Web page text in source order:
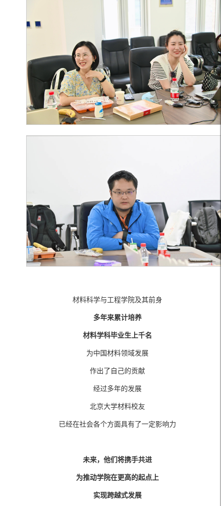
材料科学与工程学院及其前身
多年来累计培养
材料学科毕业生上千名
为中国材料领域发展
作出了自己的贡献
经过多年的发展
北京大学材料校友
已经在社会各个方面具有了一定影响力
未来，他们将携手共进
为推动学院在更高的起点上
实现跨越式发展